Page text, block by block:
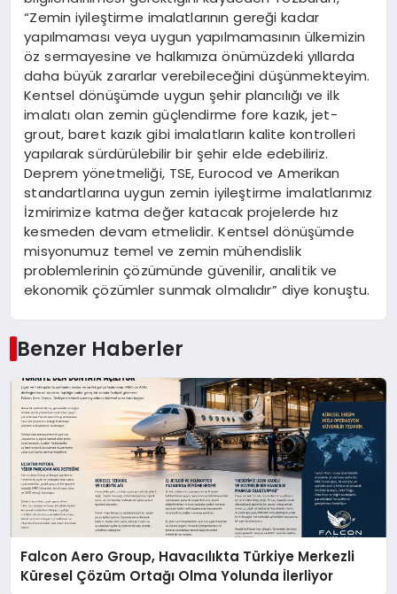
“Zemin iyileştirme imalatlarının gereği kadar
yapılmaması veya uygun yapılmamasının ülkemizin
öz sermayesine ve halkımıza önümüzdeki yıllarda
daha büyük zararlar verebileceğini düşünmekteyim.
Kentsel dönüşümde uygun şehir plancılığı ve ilk
imalatı olan zemin güçlendirme fore kazık, jet-
grout, baret kazık gibi imalatların kalite kontrolleri
yapılarak sürdürülebilir bir şehir elde edebiliriz.
Deprem yönetmeliği, TSE, Eurocod ve Amerikan
standartlarına uygun zemin iyileştirme imalatlarımız
İzmirimize katma değer katacak projelerde hız
kesmeden devam etmelidir. Kentsel dönüşümde
misyonumuz temel ve zemin mühendislik
problemlerinin çözümünde güvenilir, analitik ve
ekonomik çözümler sunmak olmalıdır” diye konuştu.
Benzer Haberler
Falcon Aero Group, Havacılıkta Türkiye Merkezli
Küresel Çözüm Ortağı Olma Yolunda İlerliyor